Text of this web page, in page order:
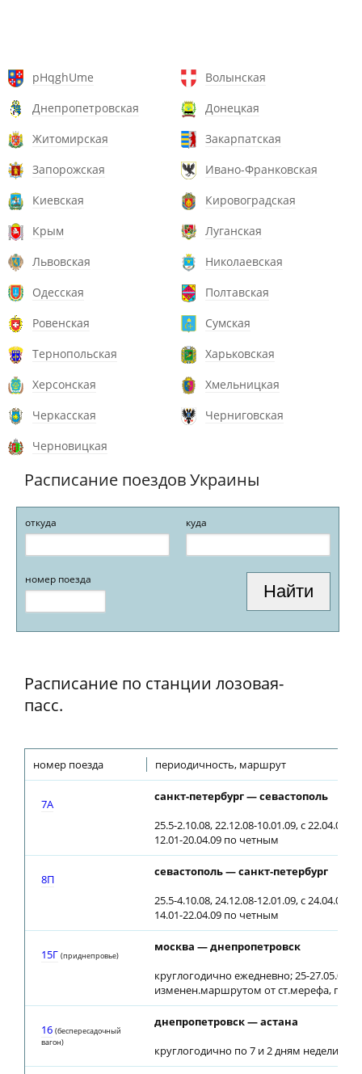
pHqghUme
Волынская
Днепропетровская
Донецкая
Житомирская
Закарпатская
Запорожская
Ивано-Франковская
Киевская
Кировоградская
Крым
Луганская
Львовская
Николаевская
Одесская
Полтавская
Ровенская
Сумская
Тернопольская
Харьковская
Херсонская
Хмельницкая
Черкасская
Черниговская
Черновицкая
Расписание поездов Украины
откуда куда
номер поезда
Расписание по станции лозовая-
пасс.
номер поезда периодичность, маршрут
7А
санкт-петербург — севастополь
25.5-2.10.08, 22.12.08-10.01.09, с 22.04.09
12.01-20.04.09 по четным
8П
севастополь — санкт-петербург
25.5-4.10.08, 24.12.08-12.01.09, с 24.04.09
14.01-22.04.09 по четным
15Г (приднепровье)
москва — днепропетровск
круглогодично ежедневно; 25-27.05.08
изменен.маршрутом от ст.мерефа,
16 (беспересадочный
вагон)
днепропетровск — астана
круглогодично по 7 и 2 дням недели